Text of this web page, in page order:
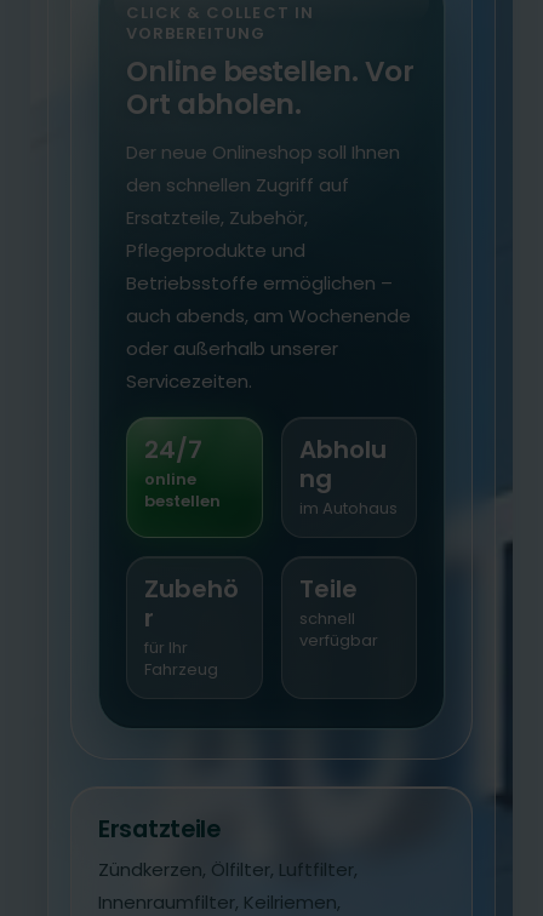
CLICK & COLLECT IN
VORBEREITUNG
Online bestellen. Vor
Ort abholen.
Der neue Onlineshop soll Ihnen
den schnellen Zugriff auf
Ersatzteile, Zubehör,
Pflegeprodukte und
Betriebsstoffe ermöglichen –
auch abends, am Wochenende
oder außerhalb unserer
Servicezeiten.
24/7
online
bestellen
Abholu
ng
im Autohaus
Zubehö
r
für Ihr
Fahrzeug
Teile
schnell
verfügbar
Ersatzteile
Zündkerzen, Ölfilter, Luftfilter,
Innenraumfilter, Keilriemen,